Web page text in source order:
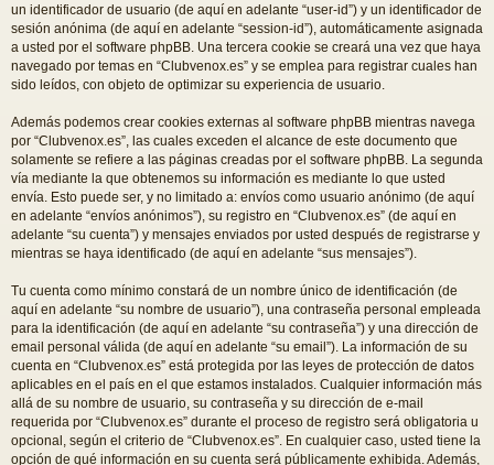
un identificador de usuario (de aquí en adelante “user-id”) y un identificador de
sesión anónima (de aquí en adelante “session-id”), automáticamente asignada
a usted por el software phpBB. Una tercera cookie se creará una vez que haya
navegado por temas en “Clubvenox.es” y se emplea para registrar cuales han
sido leídos, con objeto de optimizar su experiencia de usuario.
Además podemos crear cookies externas al software phpBB mientras navega
por “Clubvenox.es”, las cuales exceden el alcance de este documento que
solamente se refiere a las páginas creadas por el software phpBB. La segunda
vía mediante la que obtenemos su información es mediante lo que usted
envía. Esto puede ser, y no limitado a: envíos como usuario anónimo (de aquí
en adelante “envíos anónimos”), su registro en “Clubvenox.es” (de aquí en
adelante “su cuenta”) y mensajes enviados por usted después de registrarse y
mientras se haya identificado (de aquí en adelante “sus mensajes”).
Tu cuenta como mínimo constará de un nombre único de identificación (de
aquí en adelante “su nombre de usuario”), una contraseña personal empleada
para la identificación (de aquí en adelante “su contraseña”) y una dirección de
email personal válida (de aquí en adelante “su email”). La información de su
cuenta en “Clubvenox.es” está protegida por las leyes de protección de datos
aplicables en el país en el que estamos instalados. Cualquier información más
allá de su nombre de usuario, su contraseña y su dirección de e-mail
requerida por “Clubvenox.es” durante el proceso de registro será obligatoria u
opcional, según el criterio de “Clubvenox.es”. En cualquier caso, usted tiene la
opción de qué información en su cuenta será públicamente exhibida. Además,